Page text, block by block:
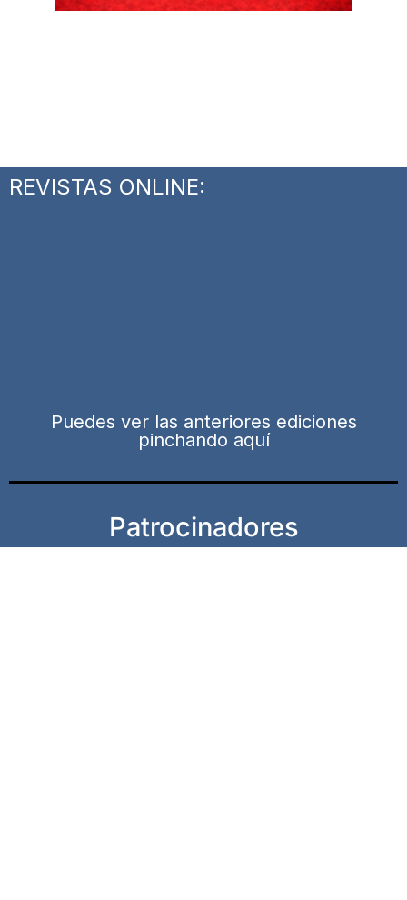
REVISTAS ONLINE:
Puedes ver las anteriores ediciones
pinchando aquí
Patrocinadores